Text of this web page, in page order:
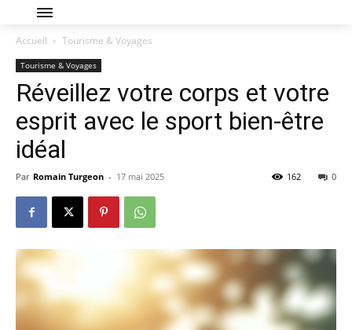
Accueil Tourisme & Voyages
Tourisme & Voyages
Réveillez votre corps et votre
esprit avec le sport bien-être
idéal
Par Romain Turgeon - 17 mai 2025 0
162